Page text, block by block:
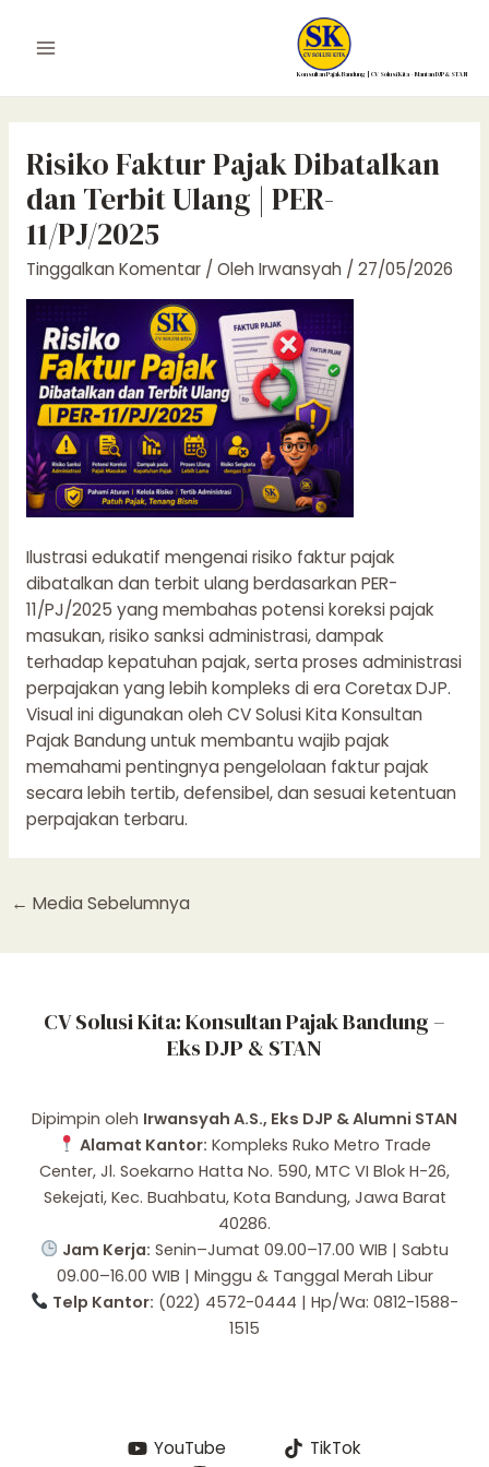
Main
Menu
Konsultan Pajak Bandung | CV Solusi Kita – Mantan DJP & STAN
Risiko Faktur Pajak Dibatalkan
dan Terbit Ulang | PER-
11/PJ/2025
Tinggalkan Komentar / OlehIrwansyah / 27/05/2026
Ilustrasi edukatif mengenai risiko faktur pajak
dibatalkan dan terbit ulang berdasarkan PER-
11/PJ/2025 yang membahas potensi koreksi pajak
masukan, risiko sanksi administrasi, dampak
terhadap kepatuhan pajak, serta proses administrasi
perpajakan yang lebih kompleks di era Coretax DJP.
Visual ini digunakan oleh CV Solusi Kita Konsultan
Pajak Bandung untuk membantu wajib pajak
memahami pentingnya pengelolaan faktur pajak
secara lebih tertib, defensibel, dan sesuai ketentuan
perpajakan terbaru.
navigation
← Media Sebelumnya
CV Solusi Kita: Konsultan Pajak Bandung –
Eks DJP & STAN
Dipimpin oleh Irwansyah A.S., Eks DJP & Alumni STAN
Alamat Kantor: Kompleks Ruko Metro Trade
Center, Jl. Soekarno Hatta No. 590, MTC VI Blok H-26,
Sekejati, Kec. Buahbatu, Kota Bandung, Jawa Barat
40286.
Jam Kerja: Senin–Jumat 09.00–17.00 WIB | Sabtu
09.00–16.00 WIB | Minggu & Tanggal Merah Libur
Telp Kantor: (022) 4572-0444 | Hp/Wa: 0812-1588-
1515
YouTube
TikTok